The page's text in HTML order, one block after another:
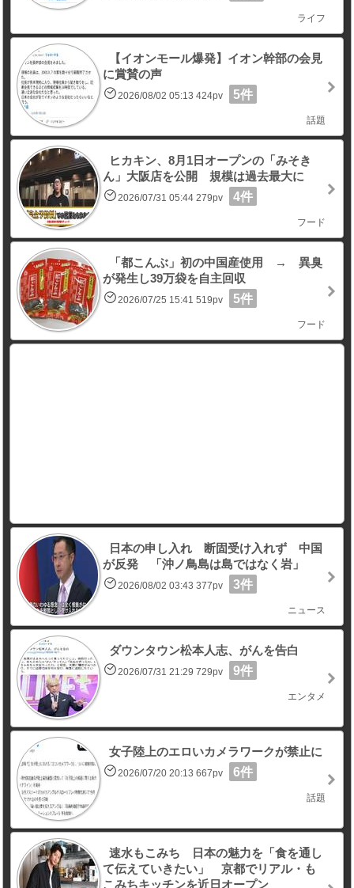
ライフ
【イオンモール爆発】イオン幹部の会見
に賞賛の声
2026/08/02 05:13 424pv 5件
話題
ヒカキン、8月1日オープンの「みそき
ん」大阪店を公開 規模は過去最大に
2026/07/31 05:44 279pv 4件
フード
「都こんぶ」初の中国産使用 → 異臭
が発生し39万袋を自主回収
2026/07/25 15:41 519pv 5件
フード
日本の申し入れ 断固受け入れず 中国
が反発 「沖ノ鳥島は島ではなく岩」
2026/08/02 03:43 377pv 3件
ニュース
ダウンタウン松本人志、がんを告白
2026/07/31 21:29 729pv 9件
エンタメ
女子陸上のエロいカメラワークが禁止に
2026/07/20 20:13 667pv 6件
話題
速水もこみち 日本の魅力を「食を通し
て伝えていきたい」 京都でリアル・も
こみちキッチンを近日オープン